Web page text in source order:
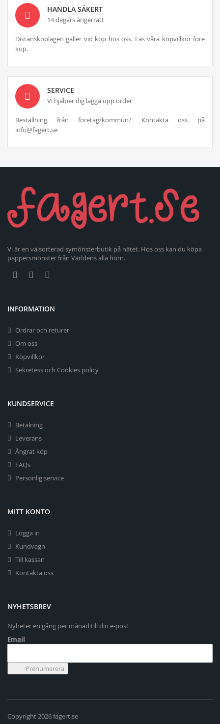
HANDLA SÄKERT
14 dagars ångerrätt
Distansköplagen gäller vid köp hos oss. Läs våra köpvillkor före
köp.
SERVICE
Vi hjälper dig lägga upp order
Beställning från företag/kommun? Kontakta oss på
info@fagert.se
Vi är en välsorterad symönsterbutik på nätet. Hos oss kan du köpa
pappersmönster från Världens alla hörn.
INFORMATION
Ordrar och returer
Om oss
Köpvillkor
Sekretess och Cookies policy
KUNDSERVICE
Betalning
Leverans
Ångrat köp
FAQs
Personlig service
MITT KONTO
Logga in
Kundvagn
Till kassan
Kontakta oss
NYHETSBREV
Nyheter en gång per månad till din e-post
Email
Copyright 2026 fagert.se